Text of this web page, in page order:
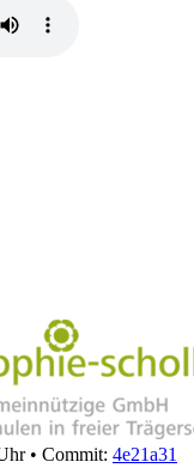
• Commit: 4e21a31